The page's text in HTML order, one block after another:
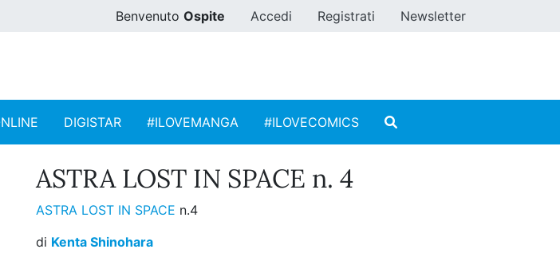
Benvenuto Ospite Accedi Registrati Newsletter
DIGISTAR #ILOVEMANGA #ILOVECOMICS
ASTRA LOST IN SPACE n. 4
ASTRA LOST IN SPACE n.4
di Kenta Shinohara